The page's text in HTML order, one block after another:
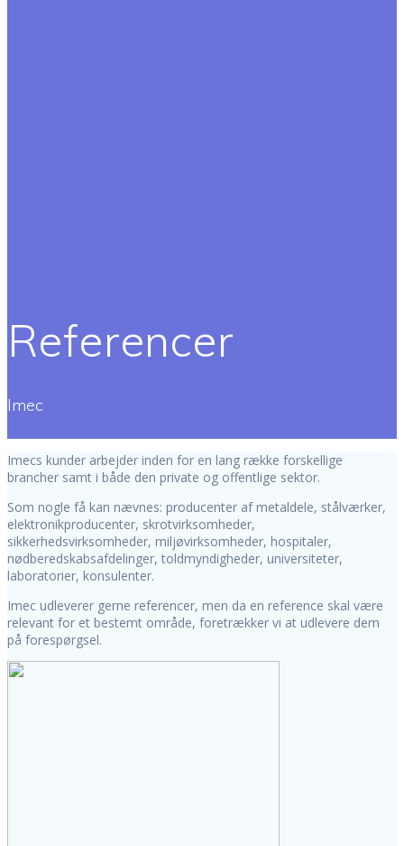
Referencer
Imec
Imecs kunder arbejder inden for en lang række forskellige
brancher samt i både den private og offentlige sektor.
Som nogle få kan nævnes: producenter af metaldele, stålværker,
elektronikproducenter, skrotvirksomheder,
sikkerhedsvirksomheder, miljøvirksomheder, hospitaler,
nødberedskabsafdelinger, toldmyndigheder, universiteter,
laboratorier, konsulenter.
Imec udleverer gerne referencer, men da en reference skal være
relevant for et bestemt område, foretrækker vi at udlevere dem
på forespørgsel.